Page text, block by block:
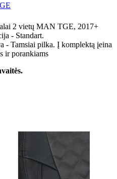
2 vietų MAN TGE, 2017+
- Standart.
- Tamsiai pilka. Į komplektą įeina
ir porankiams